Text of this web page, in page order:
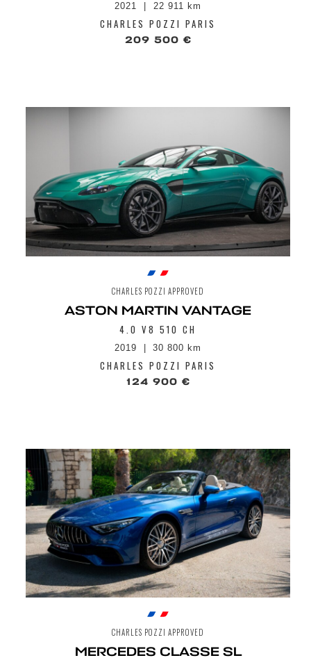
2021 22 911 km
CHARLES POZZI PARIS
209 500 €
CHARLES POZZI APPROVED
ASTON MARTIN VANTAGE
4.0 V8 510 CH
2019 30 800 km
CHARLES POZZI PARIS
124 900 €
CHARLES POZZI APPROVED
MERCEDES CLASSE SL